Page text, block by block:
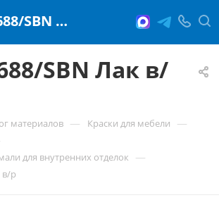
YO XXC688/SBN Лак в/р
SBN Лак в/
материалов — Краски для мебели —
для внутренних отделок —
в/р